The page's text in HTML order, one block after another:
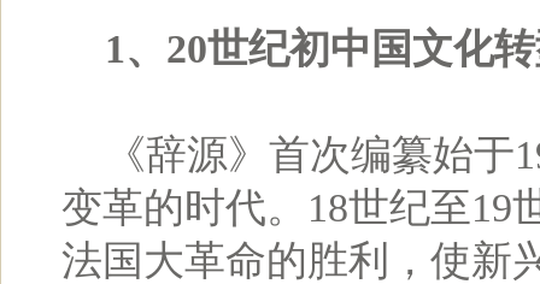
1、20世纪初中国文化
《辞源》首次编纂始于
变革的时代。18世纪至19
法国大革命的胜利，使新